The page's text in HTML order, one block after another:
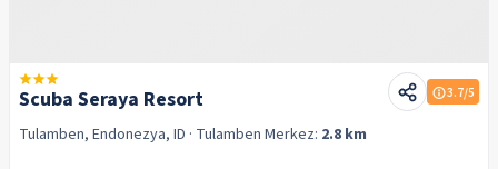
Scuba Seraya Resort 3.7/5
Tulamben, Endonezya, ID · Tulamben Merkez: 2.8 km